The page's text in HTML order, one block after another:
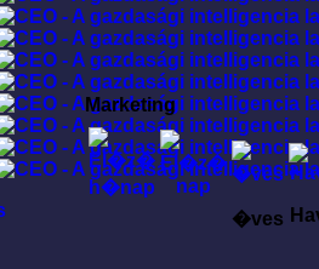
Marketing
�ves